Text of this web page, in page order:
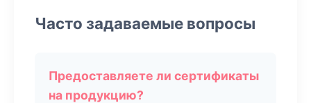
Часто задаваемые вопросы
Предоставляете ли сертификаты
на продукцию?